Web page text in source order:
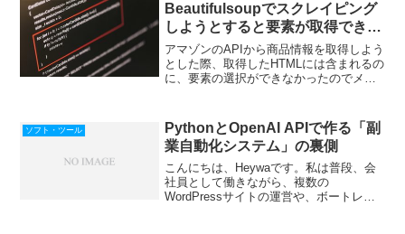
Beautifulsoupでスクレイピング
しようとすると要素が取得できな
い
アマゾンのAPIから商品情報を取得しよう
とした際、取得したHTMLには含まれるの
に、要素の選択ができなかったのでメ
示している場合も疑ったほうがいい。）
結...
ソフト・ツール
PythonとOpenAI APIで作る「副
業自動化システム」の裏側
こんにちは、Heywaです。私は普段、会
社員として働きながら、複数の
WordPressサイトの運営や、ボートレー